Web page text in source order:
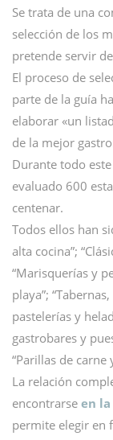
Se trata de una
selección de los
pretende servir
El proceso de
parte de la guía
elaborar «un
de la mejor
Durante todo
evaluado 600
centenar.
Todos ellos han
alta cocina”;
“Marisquerías y
playa”;
pastelerías y
gastrobares y
“Parillas de carne
La relación
encontrarse en
permite elegir en